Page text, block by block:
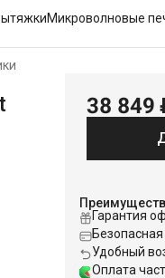
Микроволновые
38 849
Гарантия
Удобный
Оплата